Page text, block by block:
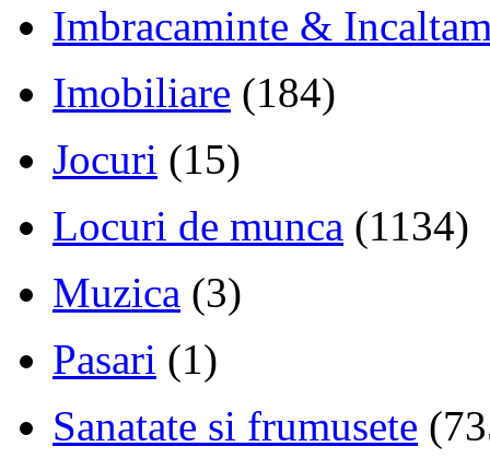
Imbracaminte &
Imobiliare (184)
Jocuri (15)
Locuri de munca (1134)
Muzica (3)
Pasari (1)
Sanatate si frumusete